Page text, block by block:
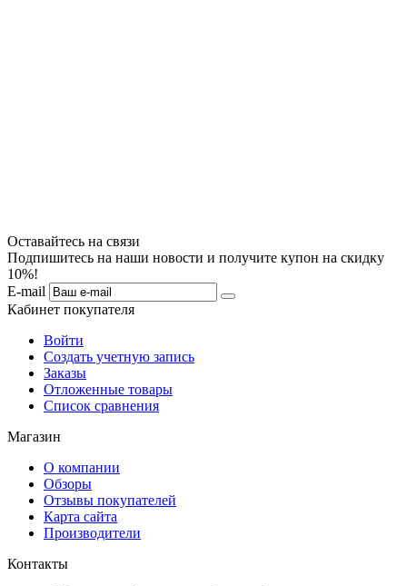
Оставайтесь на связи
Подпишитесь на наши новости и получите купон на скидку
10%!
E-mail
Кабинет покупателя
Войти
Создать учетную запись
Заказы
Отложенные товары
Список сравнения
Магазин
О компании
Обзоры
Отзывы покупателей
Карта сайта
Производители
Контакты